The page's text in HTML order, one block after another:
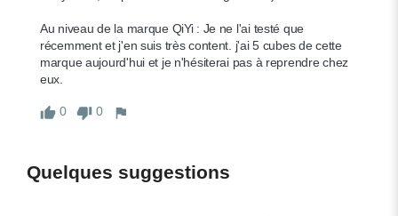
Au niveau de la marque QiYi : Je ne l'ai testé que
récemment et j'en suis très content. j'ai 5 cubes de cette
marque aujourd'hui et je n'hésiterai pas à reprendre chez
eux.
0 0
Quelques suggestions